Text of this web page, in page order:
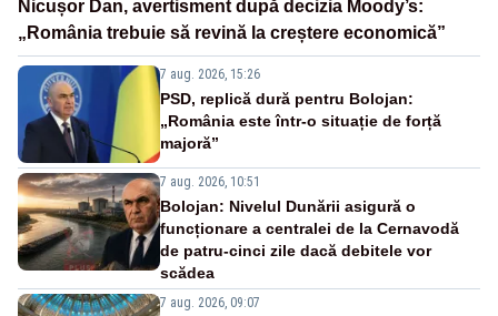
Nicușor Dan, avertisment după decizia Moody’s:
„România trebuie să revină la creștere economică”
7 aug. 2026, 15:26
PSD, replică dură pentru Bolojan:
„România este într-o situație de forță
majoră”
7 aug. 2026, 10:51
Bolojan: Nivelul Dunării asigură o
funcționare a centralei de la Cernavodă
de patru-cinci zile dacă debitele vor
scădea
7 aug. 2026, 09:07